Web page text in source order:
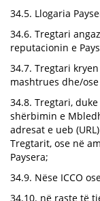
34.5. Llogaria
34.6. Tregtari
reputacionin e
34.7. Tregtari
mashtrues dhe/
34.8. Tregtari,
shërbimin e
adresat e ueb
Tregtarit, ose në
Paysera;
34.9. Nëse ICCO
34.10. në raste të